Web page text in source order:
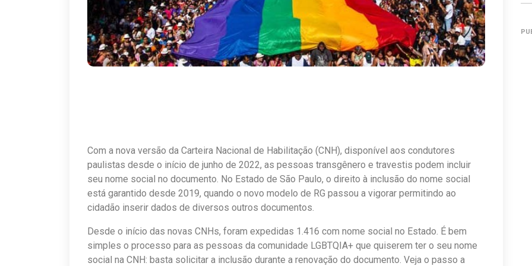
Com a nova versão da Carteira Nacional de Habilitação (CNH), disponível aos condutores
paulistas desde o início de junho de 2022, as pessoas transgênero e travestis podem incluir
seu nome social no documento. No Estado de São Paulo, o direito à inclusão do nome social
está garantido desde 2019, quando o novo modelo de RG passou a vigorar permitindo ao
cidadão inserir dados de diversos outros documentos.
Desde o início das novas CNHs, foram expedidas 1.416 com nome social no Estado. É bem
simples o processo para as pessoas da comunidade LGBTQIA+ que quiserem ter o seu nome
social na CNH: basta solicitar a inclusão durante a renovação do documento. Veja o passo a